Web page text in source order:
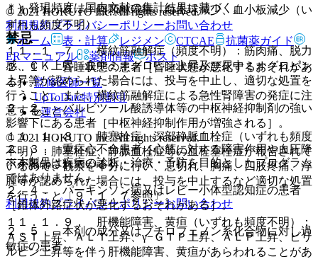
＊）発現頻度は国内文献の集計結果に基づく。
禁忌
２．１． 昏睡状態の患者［昏睡状態が悪化するおそれがあ
る］。
２．２． バルビツール酸誘導体等の中枢神経抑制剤の強い
影響下にある患者［中枢神経抑制作用が増強される］。
２．３． 重症心不全患者［心筋に対する障害作用や血圧降
下が報告されている］。
２．４． パーキンソン病又はレビー小体型認知症の患者
［錐体外路症状が悪化するおそれがある］。
２．５． 本剤の成分又はブチロフェノン系化合物に対し過
敏症の患者。
１１．１．６． 無顆粒球症、白血球減少、血小板減少（い
ずれも頻度不明）。
１１．１．７． 横紋筋融解症（頻度不明）：筋肉痛、脱力
感、ＣＫ上昇、血中ミオグロビン上昇及び尿中ミオグロビン
上昇等が認められた場合には、投与を中止し、適切な処置を
行うこと。また、横紋筋融解症による急性腎障害の発症に注
意すること。
１１．１．８． 肺塞栓症、深部静脈血栓症（いずれも頻度
不明）：肺塞栓症、静脈血栓症等の血栓塞栓症が報告されて
いるので、観察を十分に行い、息切れ、胸痛、四肢疼痛、浮
腫等が認められた場合には、投与を中止するなど適切な処置
を行うこと〔９．１．７参照〕。
１１．１．９． 肝機能障害、黄疸（いずれも頻度不明）：
ＡＳＴ上昇、ＡＬＴ上昇、γ−ＧＴＰ上昇、ＡＬＰ上昇、ビリ
ルビン上昇等を伴う肝機能障害、黄疸があらわれることがあ
© 2021 HOKUTO Inc. All rights reserved.
利用規約プライバシーポリシーお問い合わせ
ホーム
表・計算 レジメン CTCAE
抗菌薬ガイド
ERマニュアル
薬剤情報 ポスト
監修医師一覧
UpToDate特別割引
運営会社
© 2021 HOKUTO Inc. All rights reserved.
※本製品は疾病の診断・治療・予防を目的としたプログラム
ではありません。
利用規約プライバシーポリシーお問い合わせ